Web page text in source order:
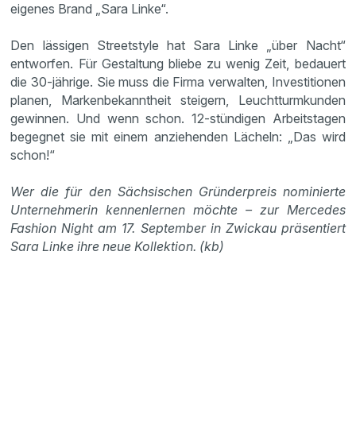
eigenes Brand „Sara Linke“.
Den lässigen Streetstyle hat Sara Linke „über Nacht“
entworfen. Für Gestaltung bliebe zu wenig Zeit, bedauert
die 30-jährige. Sie muss die Firma verwalten, Investitionen
planen, Markenbekanntheit steigern, Leuchtturmkunden
gewinnen. Und wenn schon. 12-stündigen Arbeitstagen
begegnet sie mit einem anziehenden Lächeln: „Das wird
schon!“
Wer die für den Sächsischen Gründerpreis nominierte
Unternehmerin kennenlernen möchte – zur Mercedes
Fashion Night am 17. September in Zwickau präsentiert
Sara Linke ihre neue Kollektion. (kb)